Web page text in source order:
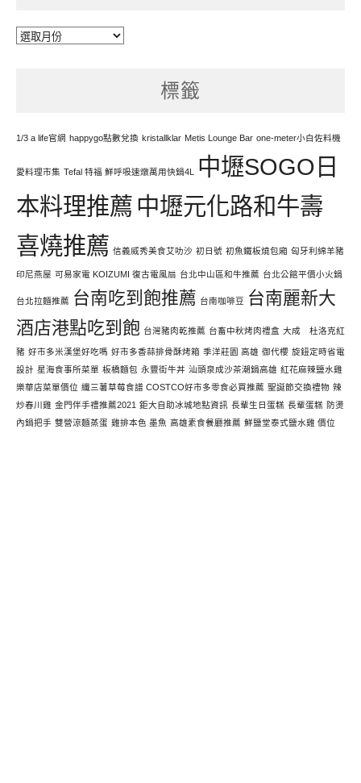
每
標籤
1/3 a life官網 happygo點數兌換 kristallklar Metis Lounge Bar one-meter小白佐料機
愛料理市集 Tefal 特福 鮮呼吸速燉萬用快鍋4L
中壢SOGO日
本料理推薦 中壢元化路和牛壽
喜燒推薦 信義威秀美食艾叻沙 初日號 初魚鐵板燒包廂 匈牙利綿羊豬
印尼燕屋 可易家電 KOIZUMI 復古電風扇 台北中山區和牛推薦 台北公館平價小火鍋
台北拉麵推薦 台南吃到飽推薦 台南咖啡豆 台南麗新大
酒店港點吃到飽 台灣豬肉乾推薦 台畜中秋烤肉禮盒 大成 杜洛克紅
豬 好市多米漢堡好吃嗎 好市多香蒜排骨酥烤箱 季洋莊園 高雄 御代櫻 旋鈕定時省電
設計 星海食事所菜單 板橋麵包 永豐街牛丼 汕頭泉成沙茶潮鍋高雄 紅花麻辣鹽水雞
樂華店菜單價位 纖三薯草莓食譜 COSTCO好市多零食必買推薦 聖誕節交換禮物 辣
炒春川雞 金門伴手禮推薦2021 鉅大自助冰城地點資訊 長輩生日蛋糕 長輩蛋糕 防燙
內鍋把手 雙營涼麵蒸蛋 雞排本色 墨魚 高雄素食餐廳推薦 鮮鹽堂泰式鹽水雞 價位